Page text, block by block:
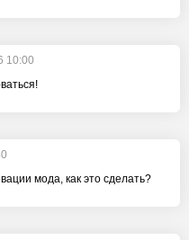
10:00
мода, как это сделать?